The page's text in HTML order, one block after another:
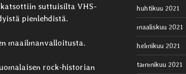
suttuisilta VHS-
pienlehdistä.
maailmanvalloitusta.
rock-historian
huhtikuu 2021
maaliskuu 2021
helmikuu 2021
tammikuu 2021